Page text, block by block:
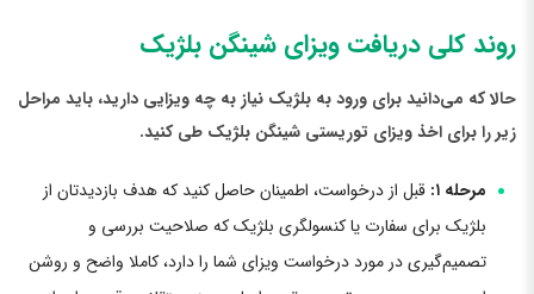
روند کلی دریافت ویزای شینگن بلژیک
حالا که می‌دانید برای ورود به بلژیک نیاز به چه ویزایی دارید، باید مراحل
زیر را برای اخذ ویزای توریستی شینگن بلژیک طی کنید.
مرحله ۱:
قبل از درخواست، اطمینان حاصل کنید که هدف بازدیدتان از
بلژیک برای سفارت یا کنسولگری بلژیک که صلاحیت بررسی و
تصمیم‌گیری در مورد درخواست ویزای شما را دارد، کاملا واضح و روشن